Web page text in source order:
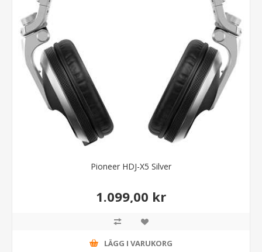
Pioneer HDJ-X5 Silver
1.099,00 kr
LÄGG I VARUKORG